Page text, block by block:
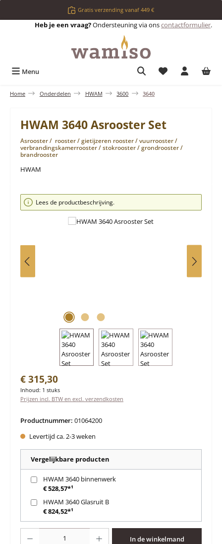
Ga naar de hoofdinhoudGratis verzending vanaf 449 €
Heb je een vraag?Ondersteuning via onscontactformulier.
Menu Je hebt 0 items
Home Onderdelen HWAM 3600 3640
HWAM 3640 Asrooster Set
Asrooster / rooster / gietijzeren rooster / vuurrooster /
verbrandingskamerrooster / stokrooster / grondrooster /
brandrooster
HWAM
Afbeeldingengalerij overslaan
Lees de productbeschrijving.
Normale prijs:
€ 315,30
Inhoud: 1 stuks
Prijzen incl. BTW en excl. verzendkosten
Productnummer: 01064200
Levertijd ca. 2-3 weken
Vergelijkbare producten
HWAM 3640 binnenwerk
€ 528,57*¹
HWAM 3640 Glasruit B
€ 824,52*¹
In de winkelmand